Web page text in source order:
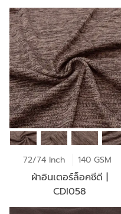
72/74 Inch 140 GSM
ผ้าอินเตอร์ล็อคซีดี |
CDI058